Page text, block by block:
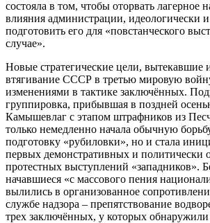
состояла в том, чтобы оторвать лагерное
влияния администрации, идеологически и
подготовить его для «повстанческого
случае».
Новые стратегические цели, вытекавшие
втягивание СССР в третью мировую
изменениями в тактике заключённых.
группировка, прибывшая в поздней
Камышевлаг с этапом штрафников из
только немедленно начала обычную
подготовку «рубиловки», но и стала
первых демонстративных и политически
протестных выступлений «западников».
начавшиеся «с массового пения
вылились в организованное
службе надзора – препятствование
трех заключённых, у которых